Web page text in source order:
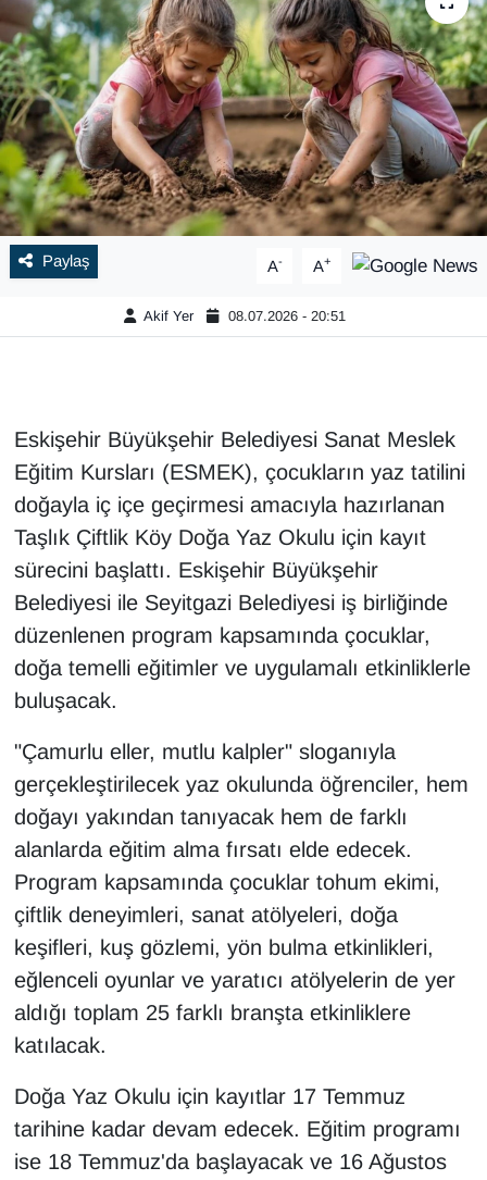
Paylaş A- A+
Akif Yer 08.07.2026 - 20:51
Eskişehir Büyükşehir Belediyesi Sanat Meslek
Eğitim Kursları (ESMEK), çocukların yaz tatilini
doğayla iç içe geçirmesi amacıyla hazırlanan
Taşlık Çiftlik Köy Doğa Yaz Okulu için kayıt
sürecini başlattı. Eskişehir Büyükşehir
Belediyesi ile Seyitgazi Belediyesi iş birliğinde
düzenlenen program kapsamında çocuklar,
doğa temelli eğitimler ve uygulamalı etkinliklerle
buluşacak.
"Çamurlu eller, mutlu kalpler" sloganıyla
gerçekleştirilecek yaz okulunda öğrenciler, hem
doğayı yakından tanıyacak hem de farklı
alanlarda eğitim alma fırsatı elde edecek.
Program kapsamında çocuklar tohum ekimi,
çiftlik deneyimleri, sanat atölyeleri, doğa
keşifleri, kuş gözlemi, yön bulma etkinlikleri,
eğlenceli oyunlar ve yaratıcı atölyelerin de yer
aldığı toplam 25 farklı branşta etkinliklere
katılacak.
Doğa Yaz Okulu için kayıtlar 17 Temmuz
tarihine kadar devam edecek. Eğitim programı
ise 18 Temmuz'da başlayacak ve 16 Ağustos